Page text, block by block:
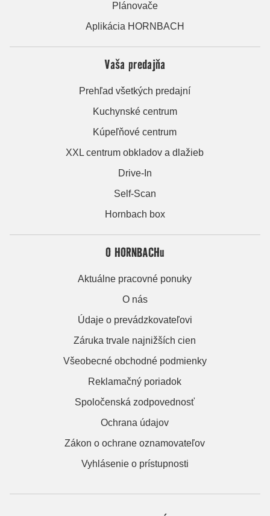
Plánovače
Aplikácia HORNBACH
Vaša predajňa
Prehľad všetkých predajní
Kuchynské centrum
Kúpeľňové centrum
XXL centrum obkladov a dlažieb
Drive-In
Self-Scan
Hornbach box
O HORNBACHu
Aktuálne pracovné ponuky
O nás
Údaje o prevádzkovateľovi
Záruka trvale najnižších cien
Všeobecné obchodné podmienky
Reklamačný poriadok
Spoločenská zodpovednosť
Ochrana údajov
Zákon o ochrane oznamovateľov
Vyhlásenie o prístupnosti